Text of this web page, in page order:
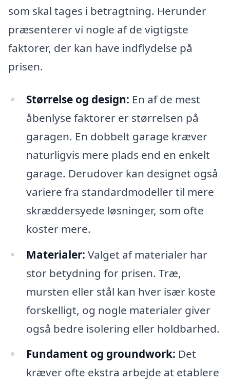
som skal tages i betragtning. Herunder
præsenterer vi nogle af de vigtigste
faktorer, der kan have indflydelse på
prisen.
Størrelse og design: En af de mest
åbenlyse faktorer er størrelsen på
garagen. En dobbelt garage kræver
naturligvis mere plads end en enkelt
garage. Derudover kan designet også
variere fra standardmodeller til mere
skræddersyede løsninger, som ofte
koster mere.
Materialer: Valget af materialer har
stor betydning for prisen. Træ,
mursten eller stål kan hver især koste
forskelligt, og nogle materialer giver
også bedre isolering eller holdbarhed.
Fundament og groundwork: Det
kræver ofte ekstra arbejde at etablere